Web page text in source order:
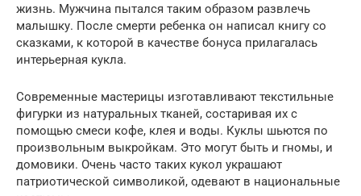
жизнь. Мужчина пытался таким образом развлечь
малышку. После смерти ребенка он написал книгу со
сказками, к которой в качестве бонуса прилагалась
интерьерная кукла.
Современные мастерицы изготавливают текстильные
фигурки из натуральных тканей, состаривая их с
помощью смеси кофе, клея и воды. Куклы шьются по
произвольным выкройкам. Это могут быть и гномы, и
домовики. Очень часто таких кукол украшают
патриотической символикой, одевают в национальные